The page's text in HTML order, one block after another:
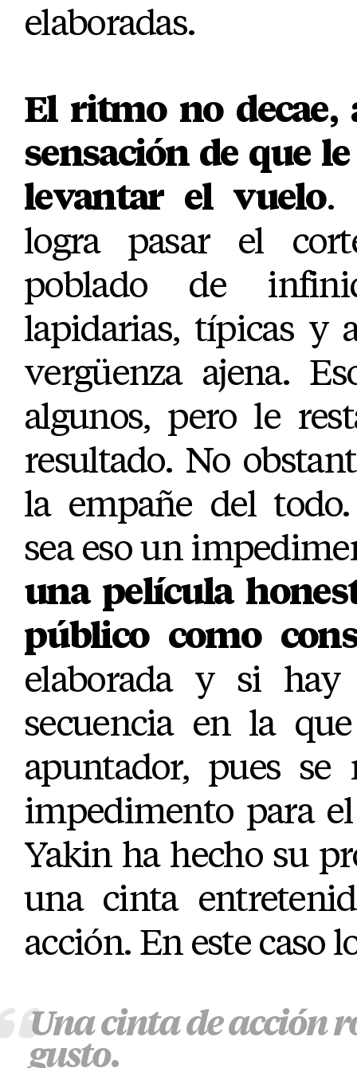
elaboradas.
El ritmo no decae,
sensación de que
levantar el vuelo.
logra pasar el
poblado de
lapidarias, típicas y
vergüenza ajena.
algunos, pero le
resultado. No
la empañe del
sea eso un
una película
público como
elaborada y si
secuencia en la
apuntador, pues se
impedimento para
Yakin ha hecho su
una cinta
acción. En este caso
Una cinta de acción
gusto.